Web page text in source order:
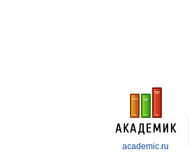
academic.ru